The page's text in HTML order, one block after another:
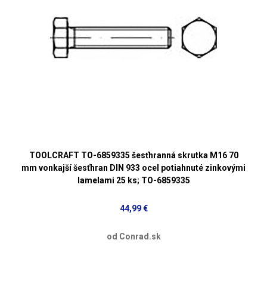
TOOLCRAFT TO-6859335 šesťhranná skrutka M16 70
mm vonkajší šesťhran DIN 933 ocel potiahnuté zinkovými
lamelami 25 ks; TO-6859335
44,99 €
od Conrad.sk